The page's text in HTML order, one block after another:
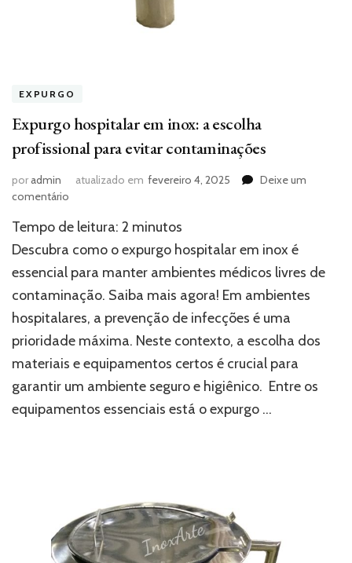
EXPURGO
Expurgo hospitalar em inox: a escolha
profissional para evitar contaminações
poradmin atualizado em fevereiro 4, 2025
Deixe um
comentário
hospitalar
em
a
escolha
para
evitar
contaminações
Tempo de leitura: 2 minutos
Descubra como o expurgo hospitalar em inox é
essencial para manter ambientes médicos livres de
contaminação. Saiba mais agora! Em ambientes
hospitalares, a prevenção de infecções é uma
prioridade máxima. Neste contexto, a escolha dos
materiais e equipamentos certos é crucial para
garantir um ambiente seguro e higiênico. Entre os
equipamentos essenciais está o expurgo …